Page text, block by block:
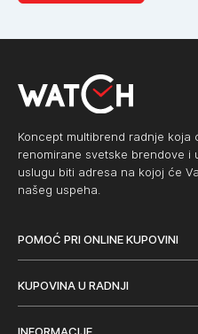
Koncept multibrend radnje koja
renomirane svetske brendove i
uslugu biti adresa na kojoj će
našeg uspeha.
POMOĆ PRI ONLINE KUPOVINI
KUPOVINA U RADNJI
INFORMACIJE